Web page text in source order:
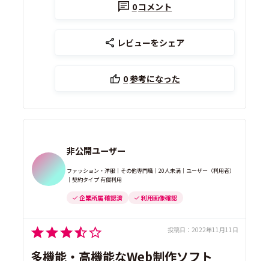
0コメント
レビューをシェア
0参考になった
非公開ユーザー
ファッション・洋服｜その他専門職｜20人未満｜ユーザー（利用者）
｜契約タイプ 有償利用
企業所属 確認済 利用画像確認
投稿日： 2022年11月11日
多機能・高機能なWeb制作ソフト